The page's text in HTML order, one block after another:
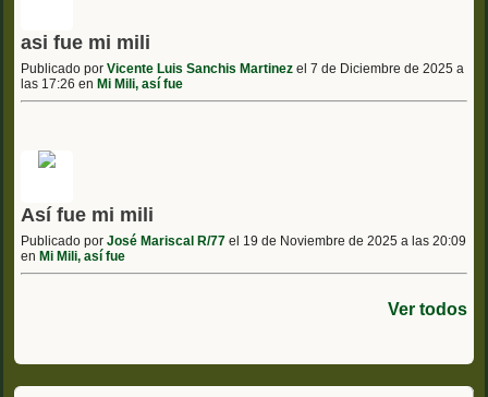
asi fue mi mili
Publicado por Vicente Luis Sanchis Martinez el 7 de Diciembre de 2025 a
las 17:26 en Mi Mili, así fue
Así fue mi mili
Publicado por José Mariscal R/77 el 19 de Noviembre de 2025 a las 20:09
en Mi Mili, así fue
Ver todos